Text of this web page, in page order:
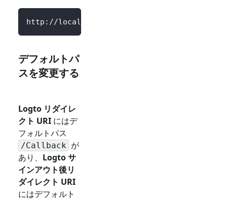
http://localhost:3000/SignedOutCallback
デフォルトパ
スを変更する
Logto リダイレ
クト URI にはデ
フォルトパス
/Callback が
あり、 Logto サ
インアウト後リ
ダイレクト URI
にはデフォルト